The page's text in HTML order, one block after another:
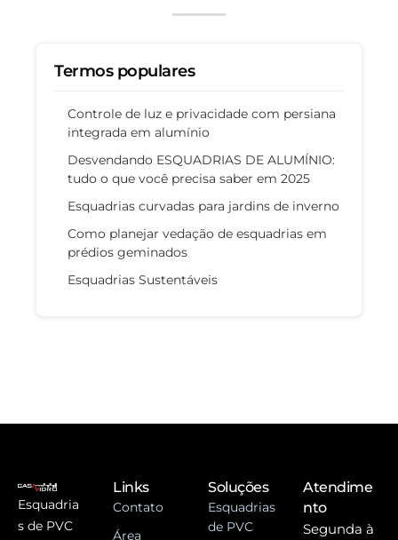
Termos populares
Controle de luz e privacidade com persiana
integrada em alumínio
Desvendando ESQUADRIAS DE ALUMÍNIO:
tudo o que você precisa saber em 2025
Esquadrias curvadas para jardins de inverno
Como planejar vedação de esquadrias em
prédios geminados
Esquadrias Sustentáveis
Esquadria
s de PVC
Links
Contato
Área
Soluções
Esquadrias
de PVC
Atendime
nto
Segunda à